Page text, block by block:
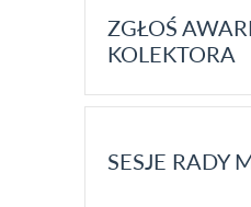
ZGŁOŚ
KOLEKTORA
SESJE RADY